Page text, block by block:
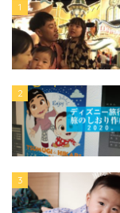
1
2
3